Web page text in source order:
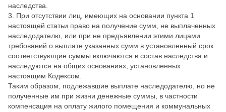
наследства.
3. При отсутствии лиц, имеющих на основании пункта 1
настоящей статьи право на получение сумм, не выплаченных
наследодателю, или при не предъявлении этими лицами
требований о выплате указанных сумм в установленный срок
соответствующие суммы включаются в состав наследства и
наследуются на общих основаниях, установленных
настоящим Кодексом.
Таким образом, подлежавшие выплате наследодателю, но не
полученные им при жизни денежные суммы, в частности
компенсация на оплату жилого помещения и коммунальных